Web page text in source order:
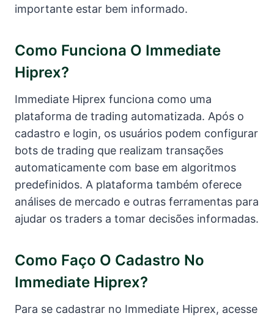
importante estar bem informado.
Como Funciona O Immediate
Hiprex?
Immediate Hiprex funciona como uma
plataforma de trading automatizada. Após o
cadastro e login, os usuários podem configurar
bots de trading que realizam transações
automaticamente com base em algoritmos
predefinidos. A plataforma também oferece
análises de mercado e outras ferramentas para
ajudar os traders a tomar decisões informadas.
Como Faço O Cadastro No
Immediate Hiprex?
Para se cadastrar no Immediate Hiprex, acesse